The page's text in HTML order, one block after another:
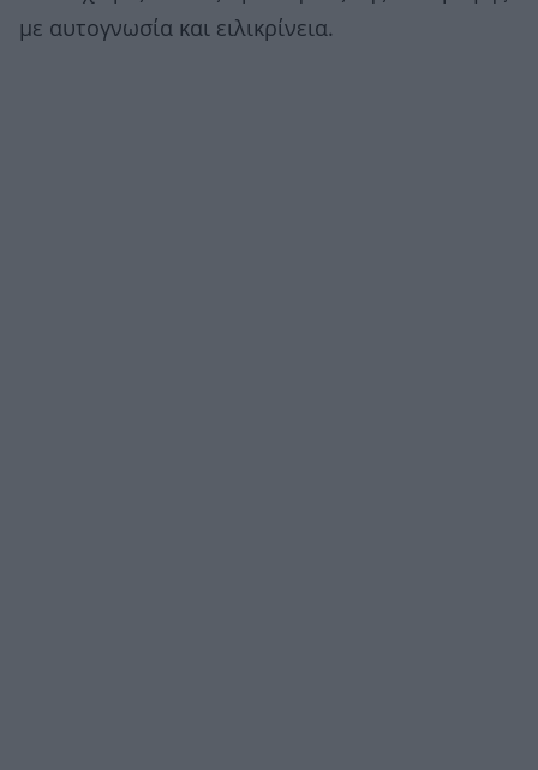
με αυτογνωσία και ειλικρίνεια.